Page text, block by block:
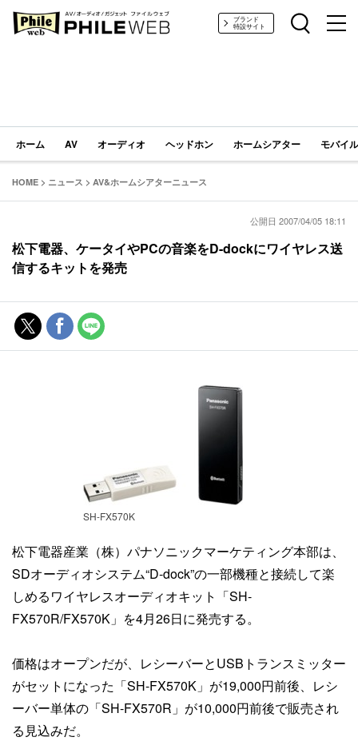
PHILE WEB｜AV/オーディオ/ガジェットブランド
特設サイト
ホーム AV オーディオ ヘッドホン ホームシアター モバイ
HOME > ニュース > AV&ホームシアターニュース
公開日 2007/04/05 18:11
松下電器、ケータイやPCの音楽をD-dockにワイヤレス送
信するキットを発売
SH-FX570K
松下電器産業（株）パナソニックマーケティング本部は、
SDオーディオシステム“D-dock”の一部機種と接続して楽
しめるワイヤレスオーディオキット「SH-
FX570R/FX570K」を4月26日に発売する。
価格はオープンだが、レシーバーとUSBトランスミッター
がセットになった「SH-FX570K」が19,000円前後、レシ
ーバー単体の「SH-FX570R」が10,000円前後で販売され
る見込みだ。